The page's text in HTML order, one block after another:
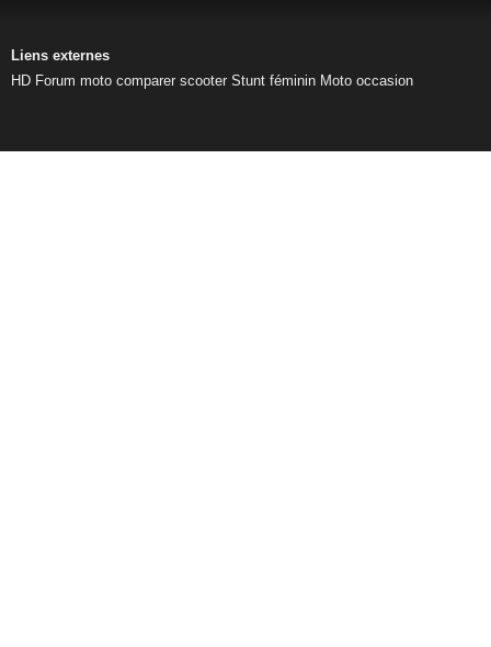
Liens externes
HD Forum moto comparer scooter Stunt féminin Moto occasion